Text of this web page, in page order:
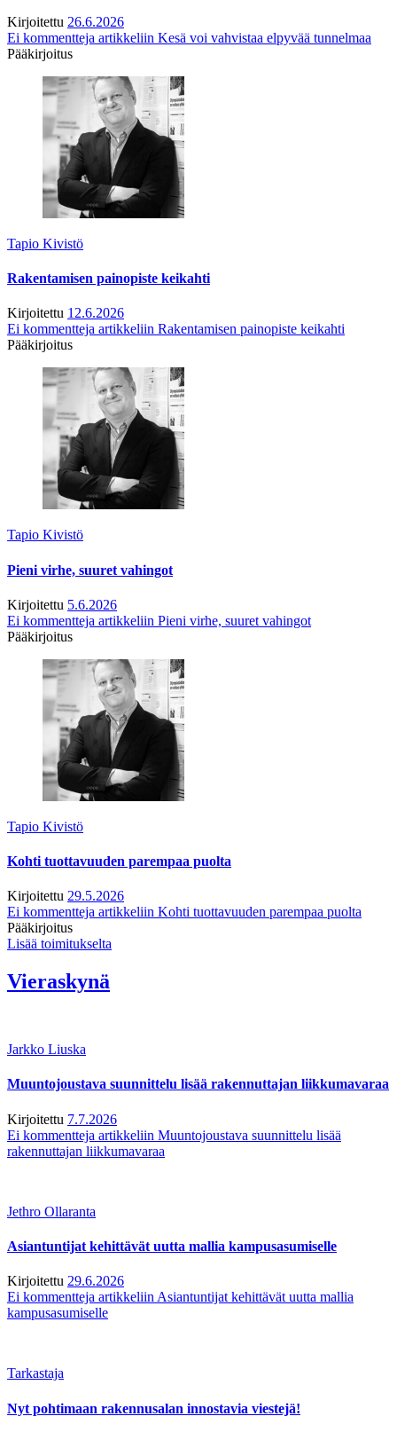
Kirjoitettu 26.6.2026
Ei kommentteja artikkeliin Kesä voi vahvistaa elpyvää tunnelmaa
Pääkirjoitus
Tapio Kivistö
Rakentamisen painopiste keikahti
Kirjoitettu 12.6.2026
Ei kommentteja artikkeliin Rakentamisen painopiste keikahti
Pääkirjoitus
Tapio Kivistö
Pieni virhe, suuret vahingot
Kirjoitettu 5.6.2026
Ei kommentteja artikkeliin Pieni virhe, suuret vahingot
Pääkirjoitus
Tapio Kivistö
Kohti tuottavuuden parempaa puolta
Kirjoitettu 29.5.2026
Ei kommentteja artikkeliin Kohti tuottavuuden parempaa puolta
Pääkirjoitus
Lisää toimitukselta
Vieraskynä
Jarkko Liuska
Muuntojoustava suunnittelu lisää rakennuttajan liikkumavaraa
Kirjoitettu 7.7.2026
Ei kommentteja artikkeliin Muuntojoustava suunnittelu lisää
rakennuttajan liikkumavaraa
Jethro Ollaranta
Asiantuntijat kehittävät uutta mallia kampusasumiselle
Kirjoitettu 29.6.2026
Ei kommentteja artikkeliin Asiantuntijat kehittävät uutta mallia
kampusasumiselle
Tarkastaja
Nyt pohtimaan rakennusalan innostavia viestejä!